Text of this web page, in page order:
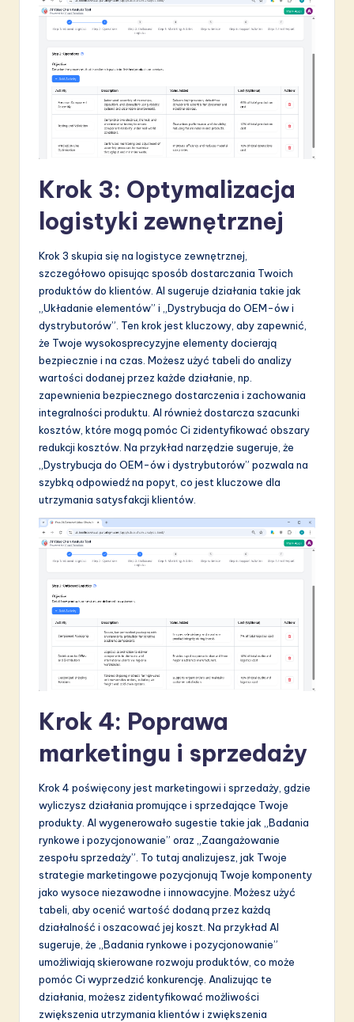
Krok 3: Optymalizacja
logistyki zewnętrznej
Krok 3 skupia się na logistyce zewnętrznej,
szczegółowo opisując sposób dostarczania Twoich
produktów do klientów. AI sugeruje działania takie jak
„Układanie elementów” i „Dystrybucja do OEM-ów i
dystrybutorów”. Ten krok jest kluczowy, aby zapewnić,
że Twoje wysokosprecyzyjne elementy docierają
bezpiecznie i na czas. Możesz użyć tabeli do analizy
wartości dodanej przez każde działanie, np.
zapewnienia bezpiecznego dostarczenia i zachowania
integralności produktu. AI również dostarcza szacunki
kosztów, które mogą pomóc Ci zidentyfikować obszary
redukcji kosztów. Na przykład narzędzie sugeruje, że
„Dystrybucja do OEM-ów i dystrybutorów” pozwala na
szybką odpowiedź na popyt, co jest kluczowe dla
utrzymania satysfakcji klientów.
Krok 4: Poprawa
marketingu i sprzedaży
Krok 4 poświęcony jest marketingowi i sprzedaży, gdzie
wyliczysz działania promujące i sprzedające Twoje
produkty. AI wygenerowało sugestie takie jak „Badania
rynkowe i pozycjonowanie” oraz „Zaangażowanie
zespołu sprzedaży”. To tutaj analizujesz, jak Twoje
strategie marketingowe pozycjonują Twoje komponenty
jako wysoce niezawodne i innowacyjne. Możesz użyć
tabeli, aby ocenić wartość dodaną przez każdą
działalność i oszacować jej koszt. Na przykład AI
sugeruje, że „Badania rynkowe i pozycjonowanie”
umożliwiają skierowane rozwoju produktów, co może
pomóc Ci wyprzedzić konkurencję. Analizując te
działania, możesz zidentyfikować możliwości
zwiększenia utrzymania klientów i zwiększenia